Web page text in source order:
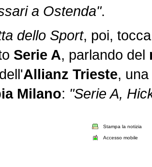
a Ostenda".
dello Sport, poi,
Serie A, parlando del
dell'Allianz Trieste,
Milano: "Serie A,
Stampa la notizia
Accesso mobile